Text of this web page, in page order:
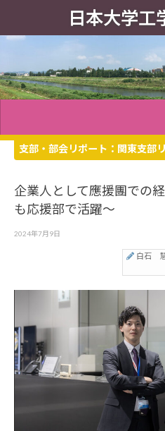
日本大学工
支部・部会リポート： 関東支部
企業人として應援團での
も応援部で活躍～
2024年7月9日
白石